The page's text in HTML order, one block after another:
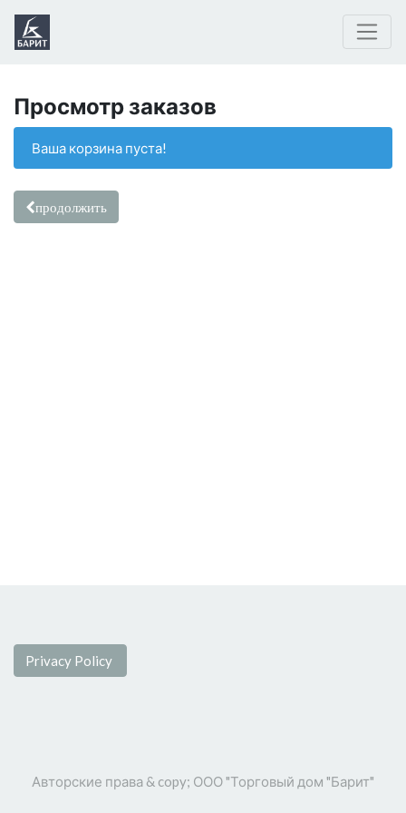
Просмотр заказов
Ваша корзина пуста!
продолжить
Privacy Policy
Авторские права & copy; ООО "Торговый дом "Барит"